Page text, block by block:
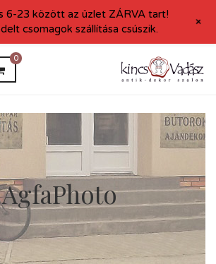
0
AgfaPhoto
6-23 között az üzlet ZÁRVA tart!
csomagok szállítása csúszik.
+